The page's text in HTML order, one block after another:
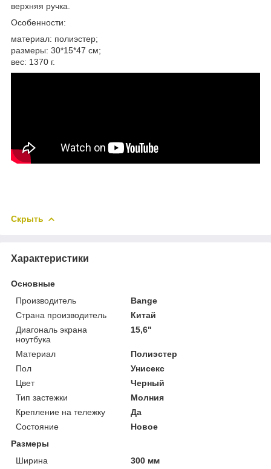
верхняя ручка.
Особенности:
материал: полиэстер;
размеры: 30*15*47 см;
вес: 1370 г.
Скрыть
Характеристики
Основные
Производитель
Bange
Страна производитель
Китай
Диагональ экрана
ноутбука
15,6"
Материал
Полиэстер
Пол
Унисекс
Цвет
Черный
Тип застежки
Молния
Крепление на тележку
Да
Состояние
Новое
Размеры
Ширина
300 мм